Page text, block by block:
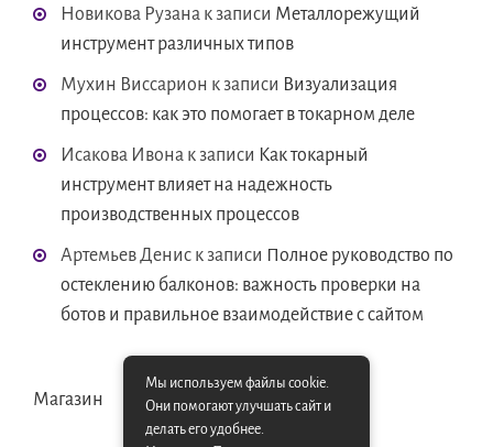
Новикова Рузана к записи Металлорежущий
инструмент различных типов
Мухин Виссарион к записи Визуализация
процессов: как это помогает в токарном деле
Исакова Ивона к записи Как токарный
инструмент влияет на надежность
производственных процессов
Артемьев Денис к записи Полное руководство по
остеклению балконов: важность проверки на
ботов и правильное взаимодействие с сайтом
Магазин
Мы используем файлы cookie.
Они помогают улучшать сайт и
делать его удобнее.